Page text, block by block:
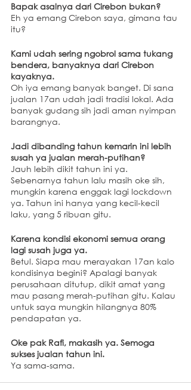
Bapak asalnya dari Cirebon bukan?
Eh ya emang Cirebon saya, gimana tau
itu?
Kami udah sering ngobrol sama tukang
bendera, banyaknya dari Cirebon
kayaknya.
Oh iya emang banyak banget. Di sana
jualan 17an udah jadi tradisi lokal. Ada
banyak gudang sih jadi aman nyimpan
barangnya.
Jadi dibanding tahun kemarin ini lebih
susah ya jualan merah-putihan?
Jauh lebih dikit tahun ini ya.
Sebenarnya tahun lalu masih oke sih,
mungkin karena enggak lagi lockdown
ya. Tahun ini hanya yang kecil-kecil
laku, yang 5 ribuan gitu.
Karena kondisi ekonomi semua orang
lagi susah juga ya.
Betul. Siapa mau merayakan 17an kalo
kondisinya begini? Apalagi banyak
perusahaan ditutup, dikit amat yang
mau pasang merah-putihan gitu. Kalau
untuk saya mungkin hilangnya 80%
pendapatan ya.
Oke pak Rafi, makasih ya. Semoga
sukses jualan tahun ini.
Ya sama-sama.